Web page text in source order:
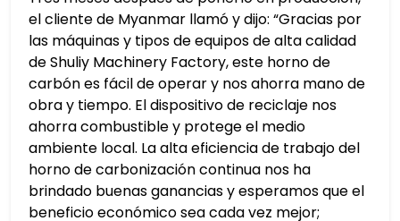
el cliente de Myanmar llamó y dijo: “Gracias por
las máquinas y tipos de equipos de alta calidad
de Shuliy Machinery Factory, este horno de
carbón es fácil de operar y nos ahorra mano de
obra y tiempo. El dispositivo de reciclaje nos
ahorra combustible y protege el medio
ambiente local. La alta eficiencia de trabajo del
horno de carbonización continua nos ha
brindado buenas ganancias y esperamos que el
beneficio económico sea cada vez mejor;